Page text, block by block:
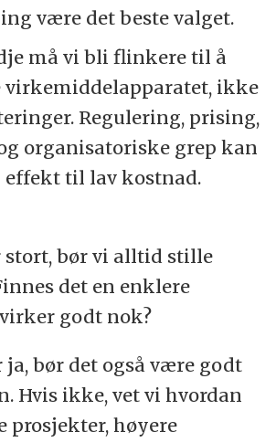
være det beste valget.
må vi bli flinkere til å
virkemiddelapparatet, ikke
Regulering, prising,
organisatoriske grep kan
effekt til lav kostnad.
stort, bør vi alltid stille
det en enklere
godt nok?
ja, bør det også være godt
Hvis ikke, vet vi hvordan
prosjekter, høyere